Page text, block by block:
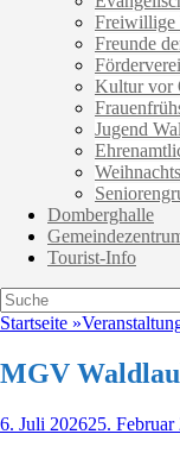
Freiwillige
Freunde
Kultur vor
Jugend
Domberghalle
Tourist-Info
Suche
Suche
nach:
Startseite »
MGV
Veröffentlicht
6. Juli 202625. Februar